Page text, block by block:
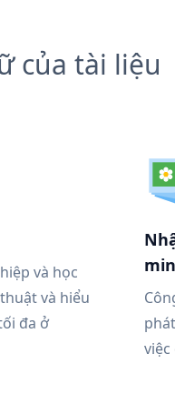
của tài liệu
và học
và hiểu
đa ở